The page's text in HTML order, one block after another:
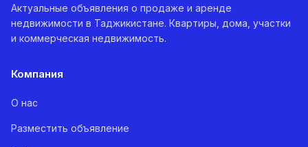
Актуальные объявления о продаже и аренде
недвижимости в Таджикистане. Квартиры, дома, участки
и коммерческая недвижимость.
Компания
О нас
Разместить объявление